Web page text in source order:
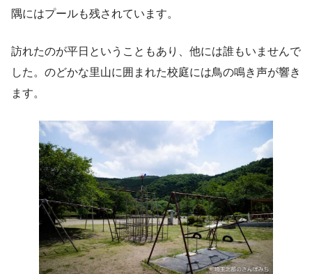
隅にはプールも残されています。
訪れたのが平日ということもあり、他には誰もいませんで
した。のどかな里山に囲まれた校庭には鳥の鳴き声が響き
ます。